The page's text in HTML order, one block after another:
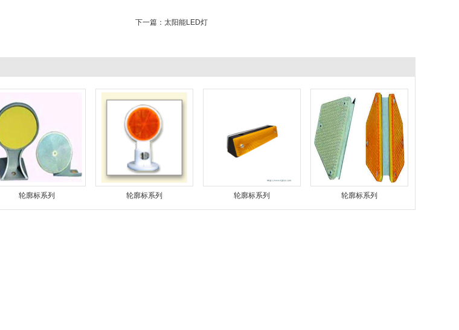
下一篇： 太阳能LED灯
轮廓标系列 轮廓标系列 轮廓标系列 轮廓标系列